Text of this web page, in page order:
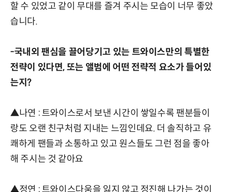
할 수 있었고 같이 무대를 즐겨 주시는 모습이 너무 좋았
습니다.
-국내외 팬심을 끌어당기고 있는 트와이스만의 특별한
전략이 있다면, 또는 앨범에 어떤 전략적 요소가 들어있
는지?
▲나연 : 트와이스로서 보낸 시간이 쌓일수록 팬분들이
랑도 오랜 친구처럼 지내는 느낌인데요. 더 솔직하고 유
쾌하게 팬들과 소통하고 있고 원스들도 그런 점을 좋아
해 주시는 것 같아요
▲정연 : 트와이스다움을 잃지 않고 정진해 나가는 것이